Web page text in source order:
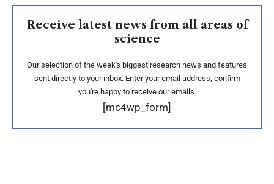
Receive latest news from all areas of
science
Our selection of the week's biggest research news and features
sent directly to your inbox. Enter your email address, confirm
you're happy to receive our emails.
[mc4wp_form]